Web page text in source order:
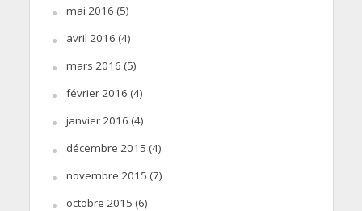
mai 2016 (5)
avril 2016 (4)
mars 2016 (5)
février 2016 (4)
janvier 2016 (4)
décembre 2015 (4)
novembre 2015 (7)
octobre 2015 (6)